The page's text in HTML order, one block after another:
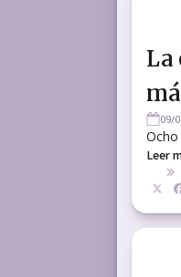
La
09/
Ocho
Leer